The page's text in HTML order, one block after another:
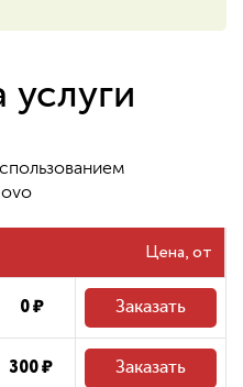
Цена
0 ₽ Заказать
300 ₽ Заказать